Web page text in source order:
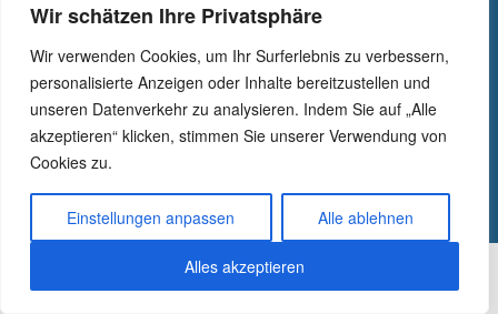
Wir schätzen Ihre Privatsphäre
Wir verwenden Cookies, um Ihr Surferlebnis zu verbessern,
personalisierte Anzeigen oder Inhalte bereitzustellen und
unseren Datenverkehr zu analysieren. Indem Sie auf „Alle
akzeptieren“ klicken, stimmen Sie unserer Verwendung von
Cookies zu.
Einstellungen anpassen Alle ablehnen
Alles akzeptieren
-Meldestelle gemäß Hinweisgeberschutzgesetz
-Datenschutzerklärung
Stichwort suchen
S
u